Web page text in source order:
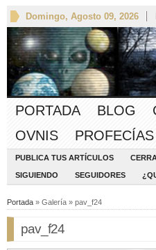
Domingo, Agosto 09, 2026
PORTADA BLOG
OVNIS
PROFECÍAS
PUBLICA TUS ARTÍCULOS
SIGUIENDO SEGUIDORES
Portada » Galería » pav_f24
pav_f24